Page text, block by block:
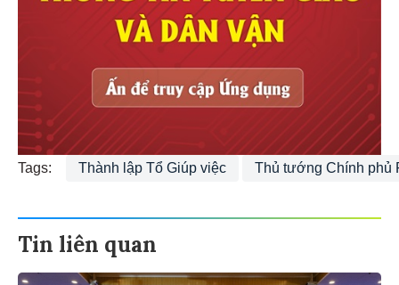
Tags: Thành lập Tổ Giúp việc Thủ tướng Chính phủ
Tin liên quan